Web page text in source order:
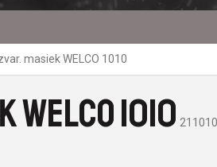
masiek WELCO 1010
WELCO 1010